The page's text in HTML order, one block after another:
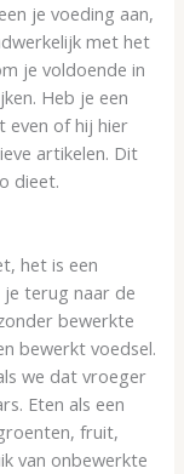
je voeding aan,
met het
je voldoende in
Heb je een
even of hij hier
artikelen. Dit
dieet.
het is een
je terug naar de
bewerkte
bewerkt voedsel.
we dat vroeger
Eten als een
fruit,
van onbewerkte